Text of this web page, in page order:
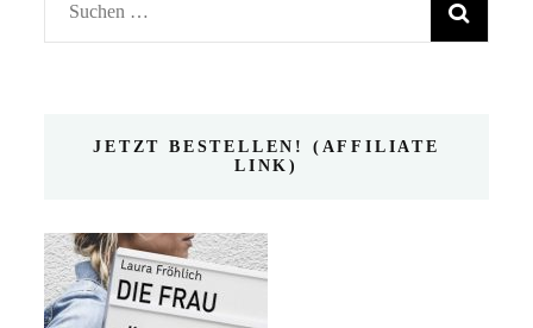
Suchen
nach:
JETZT BESTELLEN! (AFFILIATE
LINK)